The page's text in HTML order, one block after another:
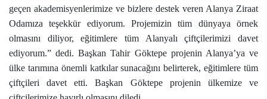
geçen akademisyenlerimize ve bizlere destek veren Alanya Ziraat
Odamıza teşekkür ediyorum. Projemizin tüm dünyaya örnek
olmasını diliyor, eğitimlere tüm Alanyalı çiftçilerimizi davet
ediyorum.” dedi. Başkan Tahir Göktepe projenin Alanya’ya ve
ülke tarımına önemli katkılar sunacağını belirterek, eğitimlere tüm
çiftçileri davet etti. Başkan Göktepe projenin ülkemize ve